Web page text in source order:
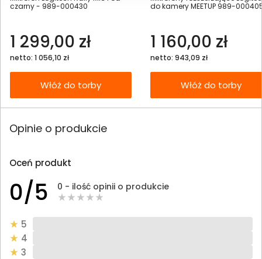
czarny - 989-000430
1 299,00 zł
netto: 1 056,10 zł
Włóż do torby
do kamery MEETUP 989-
1 160,00 zł
netto: 943,09 zł
Włóż do torby
Opinie o produkcie
Oceń produkt
0/5 0 - ilość opinii o produkcie
5
4
3